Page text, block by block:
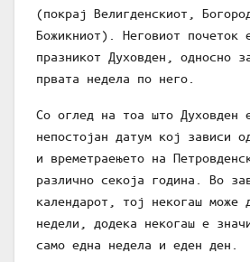
(покрај Велигденскиот,
Божикниот). Неговиот почеток
празникот Духовден, односно
првата недела по него.
Со оглед на тоа што Духовден
непостојан датум кој зависи
и времетраењето на
различно секоја година. Во
календарот, тој некогаш може
недели, додека некогаш е
само една недела и еден ден.